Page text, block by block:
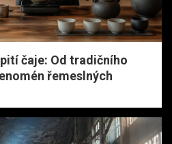
čaje: Od tradičního
řemeslných